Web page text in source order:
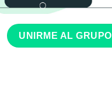
UNIRME AL GRUPO